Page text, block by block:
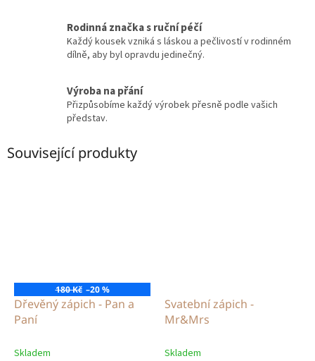
Rodinná značka s ruční péčí
Každý kousek vzniká s láskou a pečlivostí v rodinném
dílně, aby byl opravdu jedinečný.
Výroba na přání
Přizpůsobíme každý výrobek přesně podle vašich
představ.
Související produkty
180 Kč –20 %
Dřevěný zápich - Pan a
Paní
Skladem
Svatební zápich -
Mr&Mrs
Skladem